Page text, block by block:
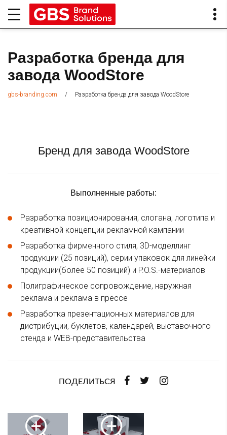
Разработка бренда для
завода WoodStore
gbs-branding.com / Разработка бренда для завода WoodStore
Бренд для завода WoodStore
Выполненные работы:
Разработка позиционирования, слогана, логотипа и
креативной концепции рекламной кампании
Разработка фирменного стиля, 3D-моделлинг
продукции (25 позиций), серии упаковок для линейки
продукции(более 50 позиций) и P.O.S.-материалов
Полиграфическое сопровождение, наружная
реклама и реклама в прессе
Разработка презентационных материалов для
дистрибуции, буклетов, календарей, выставочного
стенда и WEB-представительства
ПОДЕЛИТЬСЯ